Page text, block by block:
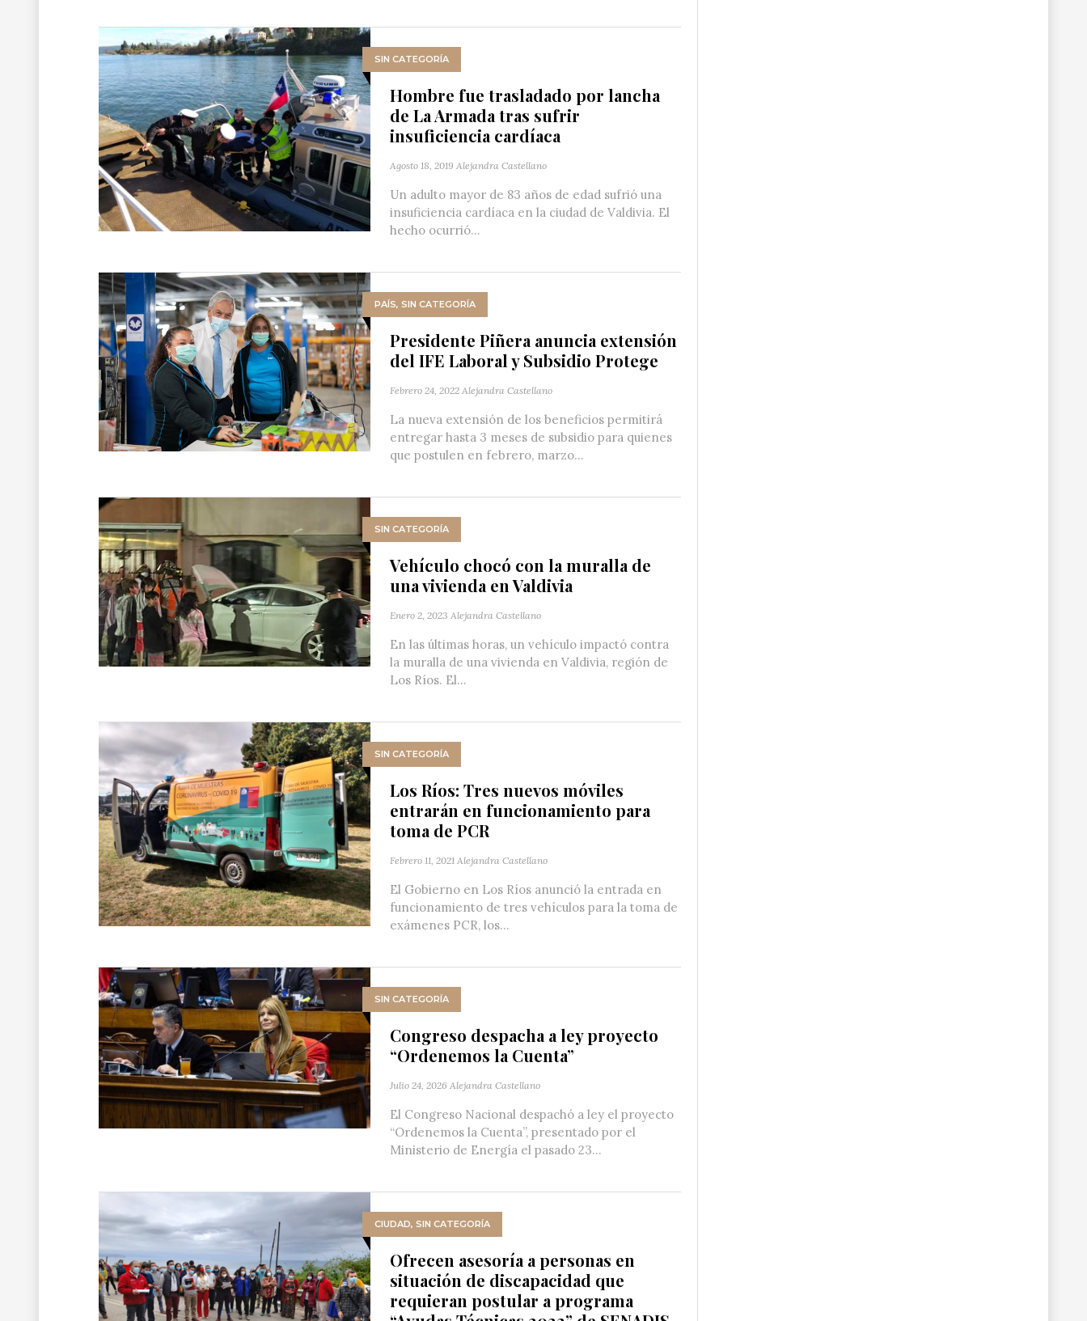
SIN CATEGORÍA
Hombre fue trasladado por lancha
de La Armada tras sufrir
insuficiencia cardíaca
Agosto 18, 2019 Alejandra Castellano
Un adulto mayor de 83 años de edad sufrió una
insuficiencia cardíaca en la ciudad de Valdivia. El
hecho ocurrió...
PAÍS, SIN CATEGORÍA
Presidente Piñera anuncia extensión
del IFE Laboral y Subsidio Protege
Febrero 24, 2022 Alejandra Castellano
La nueva extensión de los beneficios permitirá
entregar hasta 3 meses de subsidio para quienes
que postulen en febrero, marzo...
SIN CATEGORÍA
Vehículo chocó con la muralla de
una vivienda en Valdivia
Enero 2, 2023 Alejandra Castellano
En las últimas horas, un vehículo impactó contra
la muralla de una vivienda en Valdivia‬, región de
Los Ríos. ‪El...
SIN CATEGORÍA
Los Ríos: Tres nuevos móviles
entrarán en funcionamiento para
toma de PCR
Febrero 11, 2021 Alejandra Castellano
El Gobierno en Los Ríos anunció la entrada en
funcionamiento de tres vehículos para la toma de
exámenes PCR, los...
SIN CATEGORÍA
Congreso despacha a ley proyecto
“Ordenemos la Cuenta”
Julio 24, 2026 Alejandra Castellano
El Congreso Nacional despachó a ley el proyecto
“Ordenemos la Cuenta”, presentado por el
Ministerio de Energía el pasado 23...
CIUDAD, SIN CATEGORÍA
Ofrecen asesoría a personas en
situación de discapacidad que
requieran postular a programa